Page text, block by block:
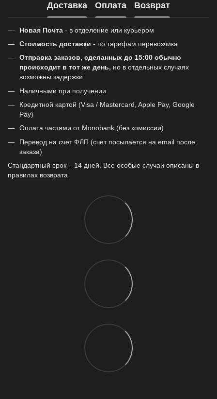
Доставка Оплата Возврат
Новая Почта - в отделение или курьером
Стоимость доставки - по тарифам перевозчика
Отправка заказов, сделанных до 15:00 обычно
происходит в тот же день, но в отдельных случаях
возможны задержки
Наличными при получении
Кредитной картой (Visa / Mastercard, Apple Pay, Google
Pay)
Оплата частями от Monobank (без комиссии)
Перевод на счет ФЛП (счет посылается на email после
заказа)
Стандартный срок – 14 дней. Все особые случаи описаны в
правилах возврата